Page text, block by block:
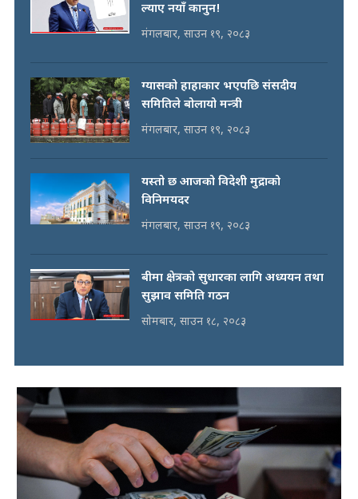
ल्याए नयाँ कानुन!
मंगलबार, साउन १९, २०८३
ग्यासको हाहाकार भएपछि संसदीय
समितिले बोलायो मन्त्री
मंगलबार, साउन १९, २०८३
यस्तो छ आजको विदेशी मुद्राको
विनिमयदर
मंगलबार, साउन १९, २०८३
बीमा क्षेत्रको सुधारका लागि अध्ययन तथा
सुझाव समिति गठन
सोमबार, साउन १८, २०८३